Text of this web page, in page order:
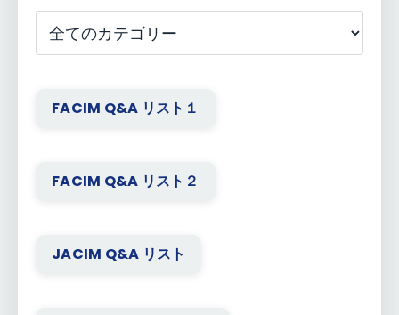
FACIM Q&A リスト１
FACIM Q&A リスト２
JACIM Q&A リスト